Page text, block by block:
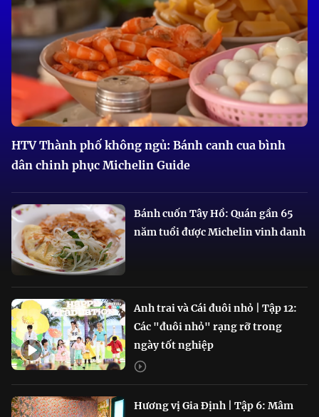
HTV Thành phố không ngủ: Bánh canh cua bình
dân chinh phục Michelin Guide
Bánh cuốn Tây Hồ: Quán gần 65
năm tuổi được Michelin vinh danh
Anh trai và Cái đuôi nhỏ | Tập 12:
Các "đuôi nhỏ" rạng rỡ trong
ngày tốt nghiệp
Hương vị Gia Định | Tập 6: Mâm